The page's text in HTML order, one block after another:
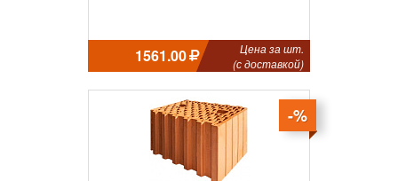
1561.00
Цена за шт.
(с доставкой)
-%